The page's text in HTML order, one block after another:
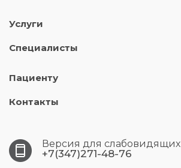
Услуги
Специалисты
Пациенту
Контакты
Версия для слабовидящих
+7(347)271-48-76